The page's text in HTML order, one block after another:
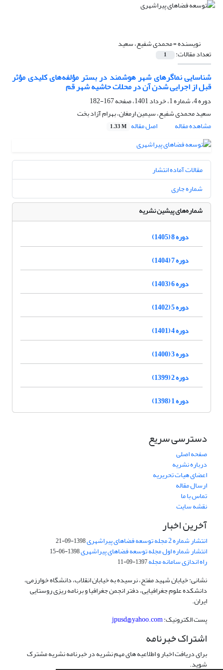
نویسنده =محمدی شفیع، سعید
تعداد مقالات: 1
شناسایی نماگرهای شهر هوشمند در بستر مؤلفه‌های کلیدی مؤثر
قبل از اجرایی شدن آن در محلات حاشیه شهر قم
دوره 4، شماره 1، خرداد 1401، صفحه
167-182
سعید محمدی شفیع، سیمین ارمغان، بهرام آزاد بخت
مشاهده مقاله
اصل مقاله 1.33 M
مقالات آماده انتشار
شماره جاری
شماره‌های پیشین نشریه
دوره 8 (1405)
دوره 7 (1404)
دوره 6 (1403)
دوره 5 (1402)
دوره 4 (1401)
دوره 3 (1400)
دوره 2 (1399)
دوره 1 (1398)
دسترسی سریع
صفحه اصلی
درباره نشریه
اعضای هیات تحریریه
ارسال مقاله
تماس با ما
نقشه سایت
آخرین اخبار
انتشار شماره 2 مجله توسعه فضاهای پیراشهری 1398-09-21
انتشار شماره اول مجله توسعه فضاهای پیراشهری1398-06-15
راه اندازی سامانه مجله1397-09-11
نشانی: خیابان شهید مفتح، نرسیده به خیابان انقلاب، دانشگاه خوارزمی،
دانشکده علوم جغرافیایی، دفتر انجمن جغرافیا و برنامه ریزی روستایی
ایران.
پست الکترونیک:jpusd@yahoo.com
اشتراک خبرنامه
برای دریافت اخبار و اطلاعیه های مهم نشریه در خبرنامه نشریه مشترک
شوید.